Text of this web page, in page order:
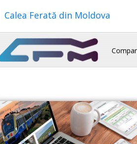
Calea Ferată din Moldova